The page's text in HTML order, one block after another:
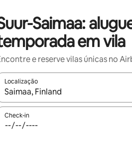
Saimaa:
em vila
e reserve vilas únicas no
Localização
Quando os resultados estiverem
Check-in